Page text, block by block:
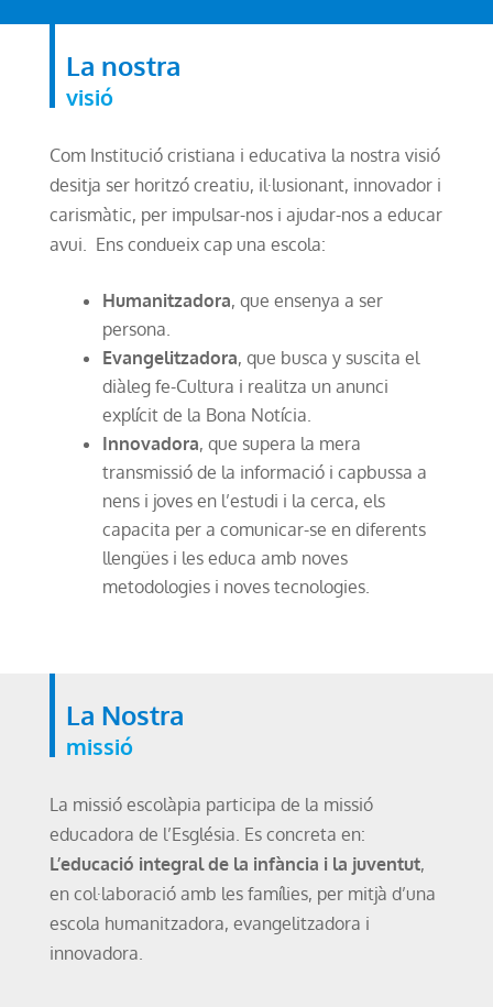
La nostra
visió
Com Institució cristiana i educativa la nostra visió
desitja ser horitzó creatiu, il·lusionant, innovador i
carismàtic, per impulsar-nos i ajudar-nos a educar
avui. Ens condueix cap una escola:
Humanitzadora, que ensenya a ser
persona.
Evangelitzadora, que busca y suscita el
diàleg fe-Cultura i realitza un anunci
explícit de la Bona Notícia.
Innovadora, que supera la mera
transmissió de la informació i capbussa a
nens i joves en l’estudi i la cerca, els
capacita per a comunicar-se en diferents
llengües i les educa amb noves
metodologies i noves tecnologies.
La Nostra
missió
La missió escolàpia participa de la missió
educadora de l’Església. Es concreta en:
L’educació integral de la infància i la juventut,
en col·laboració amb les famílies, per mitjà d’una
escola humanitzadora, evangelitzadora i
innovadora.